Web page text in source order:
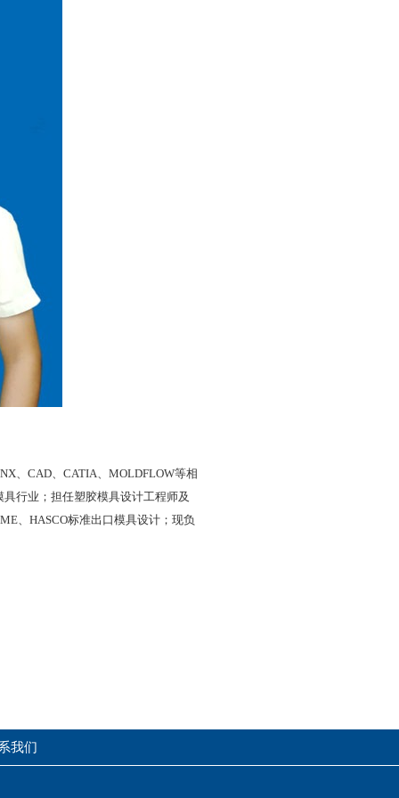
、CAD、CATIA、MOLDFLOW等相
行业；担任塑胶模具设计工程师及
、HASCO标准出口模具设计；现负
我们